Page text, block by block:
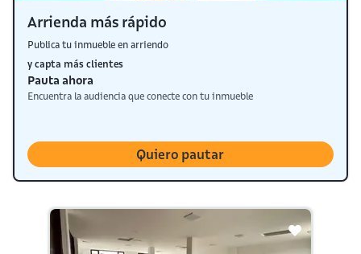
Arrienda más rápido
Publica tu inmueble en arriendo
y capta más clientes
Pauta ahora
Encuentra la audiencia que conecte con tu inmueble
Quiero pautar